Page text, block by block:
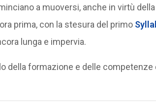
a muoversi, anche in virtù
prima, con la stesura del primo
lunga e impervia.
della formazione e delle